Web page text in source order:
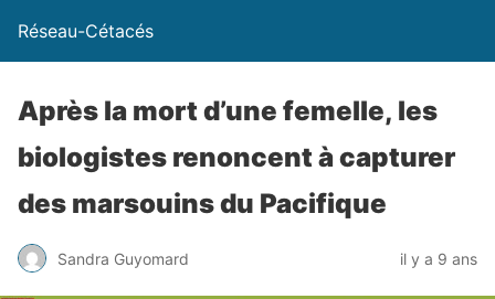
Réseau-Cétacés
Après la mort d’une femelle, les
biologistes renoncent à capturer
des marsouins du Pacifique
Sandra Guyomard il y a 9 ans